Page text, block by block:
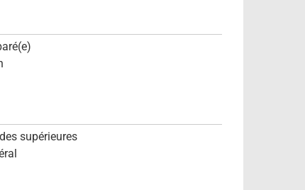
supérieures